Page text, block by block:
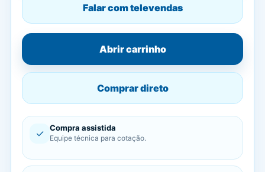
Falar com televendas
Abrir carrinho
Comprar direto
✓ Compra assistida
Equipe técnica para cotação.